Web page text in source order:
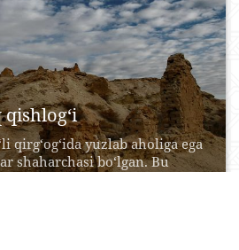
qirg‘og‘ida yuzlab aholiga ega
shaharchasi bo‘lgan. Bu